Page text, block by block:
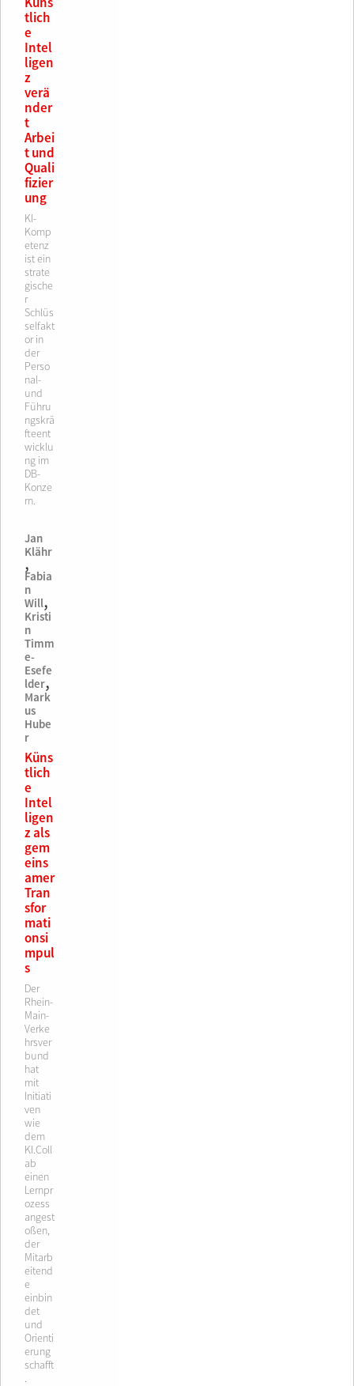
tlich
e
Intel
ligen
z
verä
nder
t
Arbei
t und
Quali
fizier
ung
KI-
Komp
etenz
ist ein
strate
gische
r
Schlüs
selfakt
or in
der
Perso
nal-
und
Führu
ngskrä
fteent
wicklu
ng im
DB-
Konze
rn.
Jan
Klähr
,
Fabia
n
Will,
Kristi
n
Timm
e-
Esefe
lder,
Mark
us
Hube
r
Küns
tlich
e
Intel
ligen
z als
gem
eins
amer
Tran
sfor
mati
onsi
mpul
s
Der
Rhein-
Main-
Verke
hrsver
bund
hat
mit
Initiati
ven
wie
dem
KI.Coll
ab
einen
Lernpr
ozess
angest
oßen,
der
Mitarb
eitend
e
einbin
det
und
Orienti
erung
schafft
.